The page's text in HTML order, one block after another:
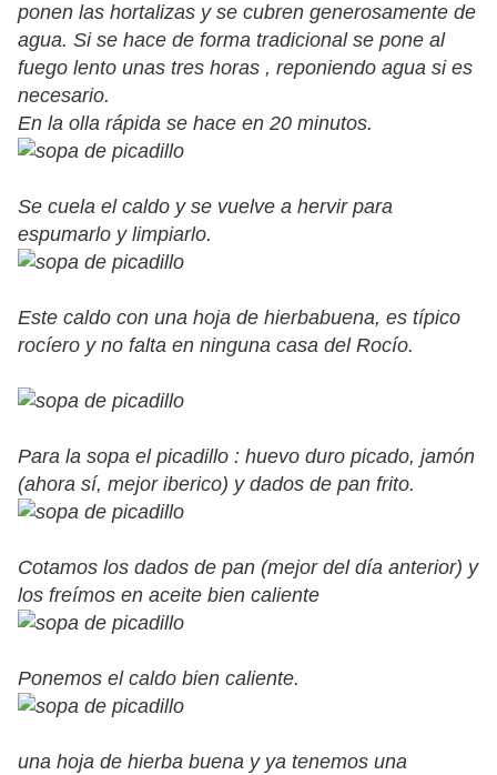
ponen las hortalizas y se cubren generosamente de
agua. Si se hace de forma tradicional se pone al
fuego lento unas tres horas , reponiendo agua si es
necesario.
En la olla rápida se hace en 20 minutos.
Se cuela el caldo y se vuelve a hervir para
espumarlo y limpiarlo.
Este caldo con una hoja de hierbabuena, es típico
rocíero y no falta en ninguna casa del Rocío.
Para la sopa el picadillo : huevo duro picado, jamón
(ahora sí, mejor iberico) y dados de pan frito.
Cotamos los dados de pan (mejor del día anterior) y
los freímos en aceite bien caliente
Ponemos el caldo bien caliente.
una hoja de hierba buena y ya tenemos una